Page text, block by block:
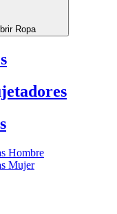
Ropa
Hombre
Mujer